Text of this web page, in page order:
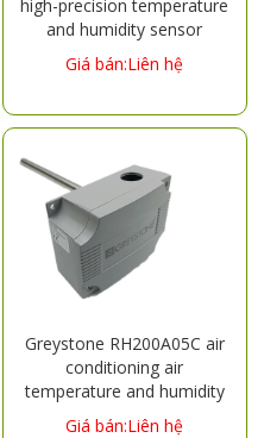
high-precision temperature
and humidity sensor
HTOSB512E006
Giá bán:Liên hệ
Greystone RH200A05C air
conditioning air
temperature and humidity
sensor
Giá bán:Liên hệ